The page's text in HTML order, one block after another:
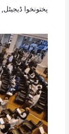
پختونخوا ڈیجیٹل